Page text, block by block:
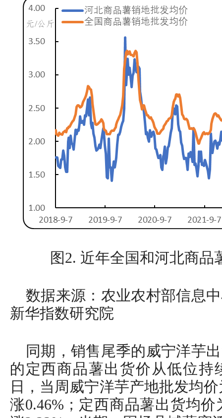
图2. 近年全国和河北商品
数据来源：农业农村部信息
新华指数研究院
同期，销售尾季的威宁洋芋
的定西商品薯出货价从低位持
日，当周威宁洋芋产地批发均
涨0.46%；定西商品薯出货均价